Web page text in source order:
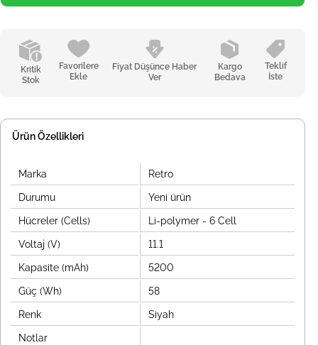
Kritik
Stok
Favorilere
Ekle
Fiyat Düşünce Haber
Ver
Kargo
Bedava
Teklif
İste
Ürün Özellikleri
Marka Retro
Durumu Yeni ürün
Hücreler (Cells) Li-polymer - 6 Cell
Voltaj (V) 11.1
Kapasite (mAh) 5200
Güç (Wh) 58
Renk Siyah
Notlar